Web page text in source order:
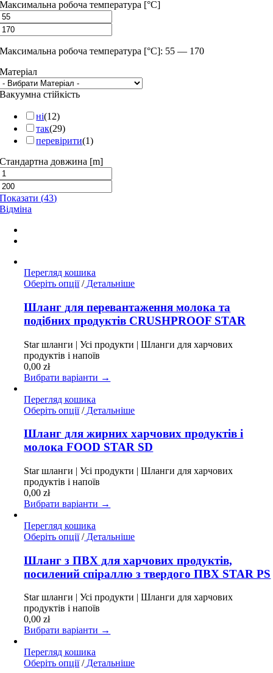
Максимальна робоча температура [°C]
Максимальна робоча температура [°C]: 55 — 170
Матеріал
Вакуумна стійкість
ні(12)
так(29)
перевірити(1)
Стандартна довжина [m]
Показати(43)
Відміна
Перегляд кошика
Оберіть опції Цей
має
кілька
варіантів.
можна
вибрати
сторінці
/Детальніше
Шланг для перевантаження молока та
подібних продуктів CRUSHPROOF STAR
Star шланги | Усі продукти | Шланги для харчових
продуктів і напоїв
0,00zł
Вибрати варіанти →
Перегляд кошика
Оберіть опції Цей
має
кілька
варіантів.
можна
вибрати
сторінці
/Детальніше
Шланг для жирних харчових продуктів і
молока FOOD STAR SD
Star шланги | Усі продукти | Шланги для харчових
продуктів і напоїв
0,00zł
Вибрати варіанти →
Перегляд кошика
Оберіть опції Цей
має
кілька
варіантів.
можна
вибрати
сторінці
/Детальніше
Шланг з ПВХ для харчових продуктів,
посилений спіраллю з твердого ПВХ STAR PS
Star шланги | Усі продукти | Шланги для харчових
продуктів і напоїв
0,00zł
Вибрати варіанти →
Перегляд кошика
Оберіть опції Цей
/Детальніше